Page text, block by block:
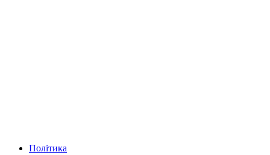
Політика